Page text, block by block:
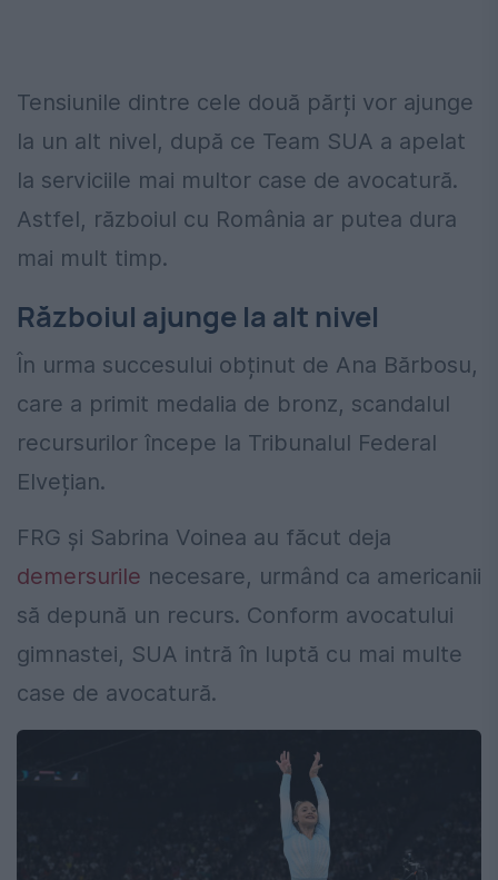
Tensiunile dintre cele două părți vor ajunge
la un alt nivel, după ce Team SUA a apelat
la serviciile mai multor case de avocatură.
Astfel, războiul cu România ar putea dura
mai mult timp.
Războiul ajunge la alt nivel
În urma succesului obținut de Ana Bărbosu,
care a primit medalia de bronz, scandalul
recursurilor începe la Tribunalul Federal
Elvețian.
FRG și Sabrina Voinea au făcut deja
demersurile necesare, urmând ca americanii
să depună un recurs. Conform avocatului
gimnastei, SUA intră în luptă cu mai multe
case de avocatură.